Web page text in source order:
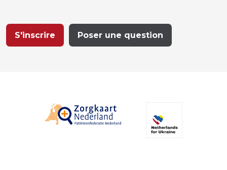
S'inscrire Poser une question